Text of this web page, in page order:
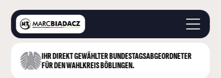
IHR DIREKT GEWÄHLTER BUNDESTAGS­ABGEORDNETER
FÜR DEN WAHLKREIS BÖBLINGEN.
STARTSEITE